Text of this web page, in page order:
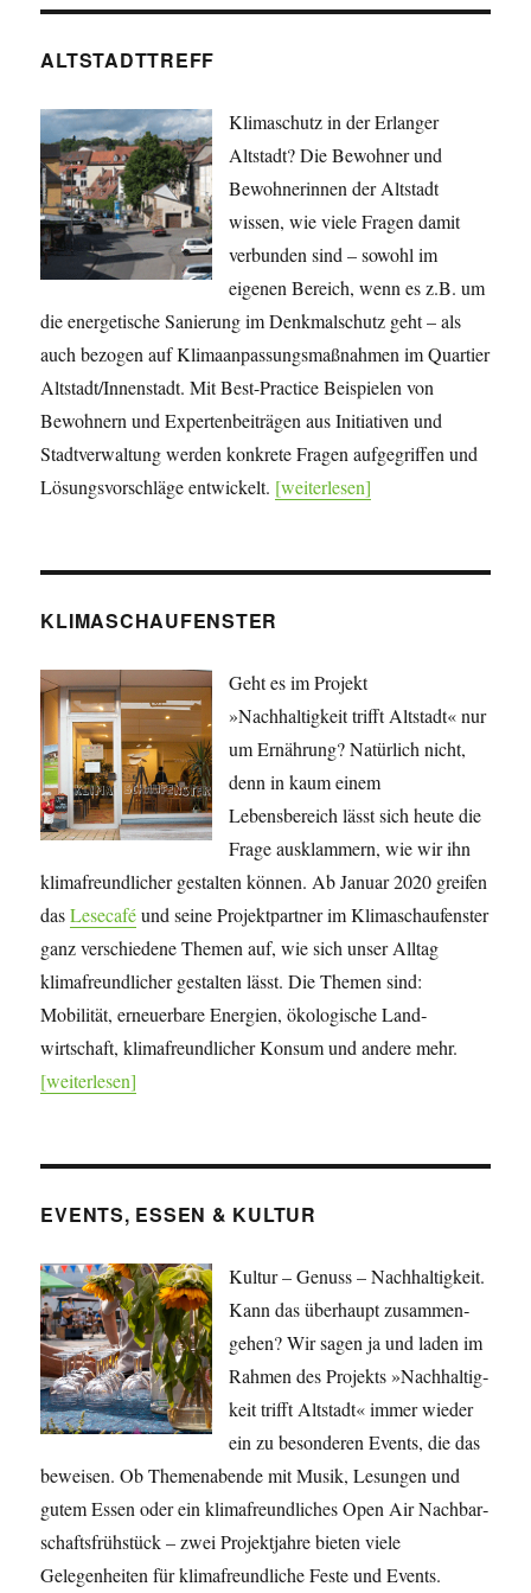
ALTSTADTTREFF
Klimaschutz in der Erlanger
Altstadt? Die Bewohner und
Bewohnerinnen der Altstadt
wissen, wie viele Fragen damit
verbunden sind – sowohl im
eigenen Bereich, wenn es z.B. um
die energetische Sanierung im Denkmalschutz geht – als
auch bezogen auf Klimaanpassungsmaßnahmen im Quartier
Altstadt/Innenstadt. Mit Best-Practice Beispielen von
Bewohnern und Expertenbeiträgen aus Initiativen und
Stadtverwaltung werden konkrete Fragen aufgegriffen und
Lösungsvorschläge entwickelt. [weiterlesen]
KLIMASCHAUFENSTER
Geht es im Projekt
»Nachhaltigkeit trifft Altstadt« nur
um Ernährung? Natürlich nicht,
denn in kaum einem
Lebensbereich lässt sich heute die
Frage ausklammern, wie wir ihn
klimafreundlicher gestalten können. Ab Januar 2020 greifen
dasLesecaféund seine Projekt­partner im Klimaschaufenster
ganz verschiedene Themen auf, wie sich unser Alltag
klimafreundlicher gestalten lässt. Die Themen sind:
Mobilität, erneuerbare Energien, öko­lo­gische Land­
wirtschaft, klima­freundlicher Konsum und andere mehr.
[weiterlesen]
EVENTS, ESSEN & KULTUR
Kultur – Genuss – Nachhaltigkeit.
Kann das überhaupt zusammen­
gehen? Wir sagen ja und laden im
Rahmen des Projekts »Nach­haltig­
keit trifft Altstadt« immer wieder
ein zu besonderen Events, die das
beweisen. Ob Themenabende mit Musik, Lesungen und
gutem Essen oder ein klimafreundliches Open Air Nachbar­
schafts­frühstück – zwei Projekt­jahre bieten viele
Gelegenheiten für klima­freundliche Feste und Events.